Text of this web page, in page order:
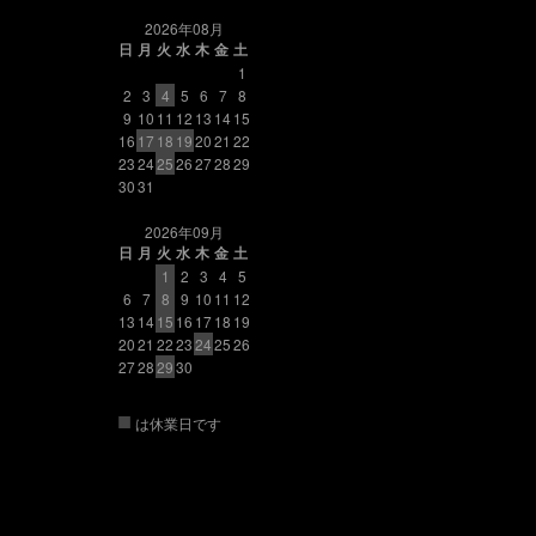
2026年08月
日 月 火 水 木 金 土
1
2 3 4 5 6 7 8
9 10 11 12 13 1415
16 17 18 192021 22
23242526272829
3031
2026年09月
日 月 火 水 木 金 土
1
2 3 4 5
6 7 8 9 10 11 12
13 1415 16 1718 19
2021 2223242526
27282930
■ は休業日です